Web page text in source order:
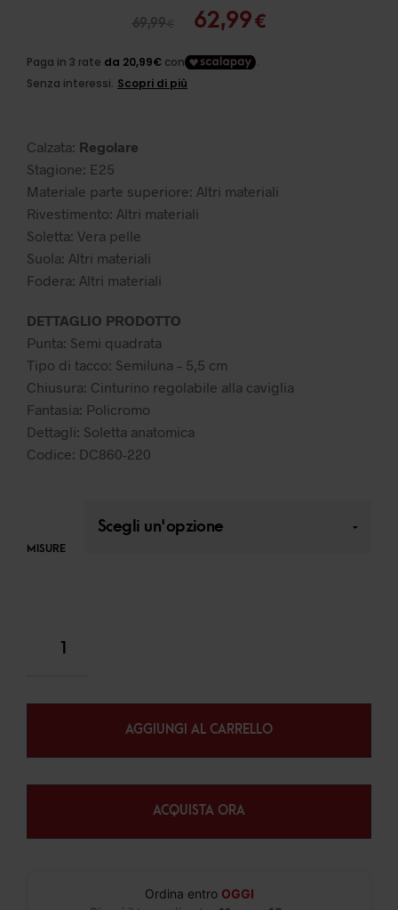
69,99€
Il
originale
62,99€Il
Calzata: Regolare
Stagione: E25
Materiale parte superiore: Altri materiali
Rivestimento: Altri materiali
Soletta: Vera pelle
Suola: Altri materiali
Fodera: Altri materiali
DETTAGLIO PRODOTTO
Punta: Semi quadrata
Tipo di tacco: Semiluna – 5,5 cm
Chiusura: Cinturino regolabile alla caviglia
Fantasia: Policromo
Dettagli: Soletta anatomica
Codice: DC860-220
MISURE
AGGIUNGI AL CARRELLO
ACQUISTA ORA
Ordina entro OGGI